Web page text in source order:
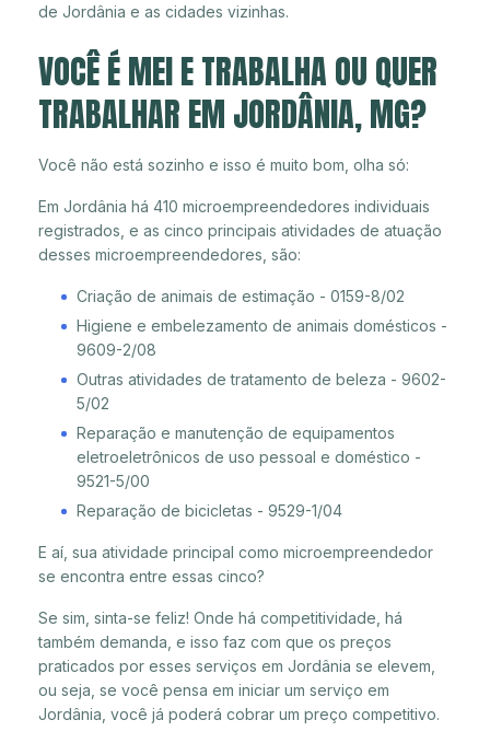
de Jordânia e as cidades vizinhas.
VOCÊ É MEI E TRABALHA OU QUER
TRABALHAR EM JORDÂNIA, MG?
Você não está sozinho e isso é muito bom, olha só:
Em Jordânia há 410 microempreendedores individuais
registrados, e as cinco principais atividades de atuação
desses microempreendedores, são:
Criação de animais de estimação - 0159-8/02
Higiene e embelezamento de animais domésticos -
9609-2/08
Outras atividades de tratamento de beleza - 9602-
5/02
Reparação e manutenção de equipamentos
eletroeletrônicos de uso pessoal e doméstico -
9521-5/00
Reparação de bicicletas - 9529-1/04
E aí, sua atividade principal como microempreendedor
se encontra entre essas cinco?
Se sim, sinta-se feliz! Onde há competitividade, há
também demanda, e isso faz com que os preços
praticados por esses serviços em Jordânia se elevem,
ou seja, se você pensa em iniciar um serviço em
Jordânia, você já poderá cobrar um preço competitivo.